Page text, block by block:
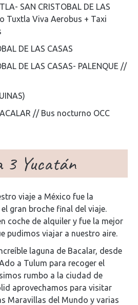
SAN CRISTOBAL DE LAS
Tuxtla Viva Aerobus + Taxi
DE LAS CASAS
DE LAS CASAS- PALENQUE //
// Bus nocturno OCC
3 Yucatán
viaje a México fue la
gran broche final del viaje.
coche de alquiler y fue la mejor
pudimos viajar a nuestro aire.
laguna de Bacalar, desde
a Tulum para recoger el
rumbo a la ciudad de
aprovechamos para visitar
Maravillas del Mundo y varias